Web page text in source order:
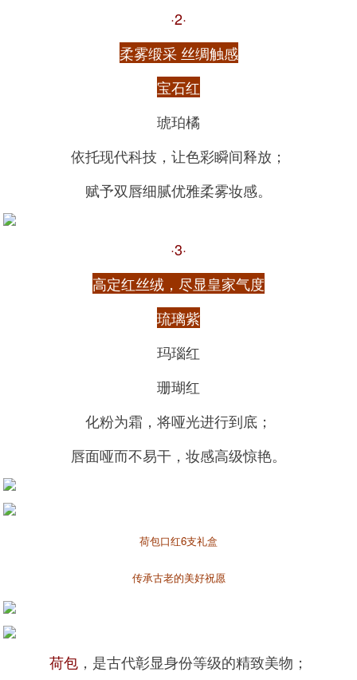
·2·
柔雾缎采 丝绸触感
宝石红
琥珀橘
依托现代科技，让色彩瞬间释放；
赋予双唇细腻优雅柔雾妆感。
·3·
高定红丝绒，尽显皇家气度
琉璃紫
玛瑙红
珊瑚红
化粉为霜，将哑光进行到底；
唇面哑而不易干，妆感高级惊艳。
荷包口红6支礼盒
传承古老的美好祝愿
荷包 ，是古代彰显身份等级的精致美物；